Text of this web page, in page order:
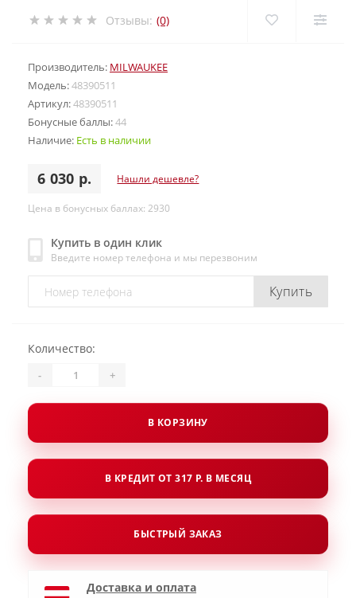
Отзывы: (0)
Производитель: MILWAUKEE
Модель:48390511
Артикул:48390511
Бонусные баллы:44
Наличие: Есть в наличии
6 030 р. Нашли дешевле?
Цена в бонусных баллах: 2930
Купить в один клик
Введите номер телефона и мы перезвоним
Купить
Количество:
- +
В КОРЗИНУ
В КРЕДИТ ОТ 317 Р. В МЕСЯЦ
БЫСТРЫЙ ЗАКАЗ
Доставка и оплата